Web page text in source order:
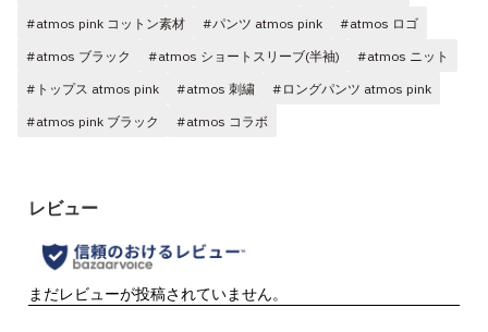
#atmos pink コットン素材
#パンツ atmos pink
#atmos ロゴ
#atmos ブラック
#atmos ショートスリーブ(半袖)
#atmos ニット
#トップス atmos pink
#atmos 刺繍
#ロングパンツ atmos pink
#atmos pink ブラック
#atmos コラボ